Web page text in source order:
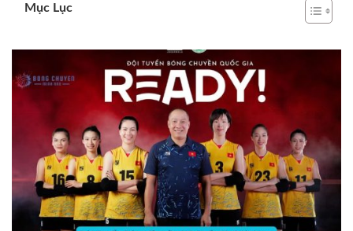
Mục Lục